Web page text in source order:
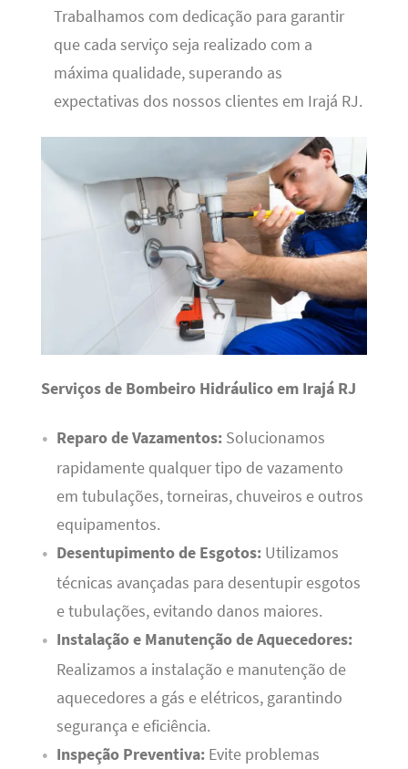
Trabalhamos com dedicação para garantir
que cada serviço seja realizado com a
máxima qualidade, superando as
expectativas dos nossos clientes em Irajá RJ.
Serviços de Bombeiro Hidráulico em Irajá RJ
Reparo de Vazamentos:Solucionamos
rapidamente qualquer tipo de vazamento
em tubulações, torneiras, chuveiros e outros
equipamentos.
Desentupimento de Esgotos:Utilizamos
técnicas avançadas para desentupir esgotos
e tubulações, evitando danos maiores.
Instalação e Manutenção de Aquecedores:
Realizamos a instalação e manutenção de
aquecedores a gás e elétricos, garantindo
segurança e eficiência.
Inspeção Preventiva:Evite problemas